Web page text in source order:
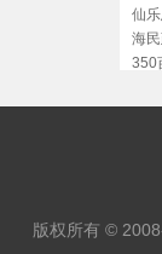
仙
海
350
版权所有 ©